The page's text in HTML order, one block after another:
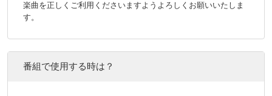
楽曲を正しくご利用くださいますようよろしくお願いいたしま
す。
番組で使用する時は？